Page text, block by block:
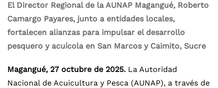
El Director Regional de la AUNAP Magangué, Roberto
Camargo Payares, junto a entidades locales,
fortalecen alianzas para impulsar el desarrollo
pesquero y acuícola en San Marcos y Caimito, Sucre
Magangué, 27 octubre de 2025. La Autoridad
Nacional de Acuicultura y Pesca (AUNAP), a través de